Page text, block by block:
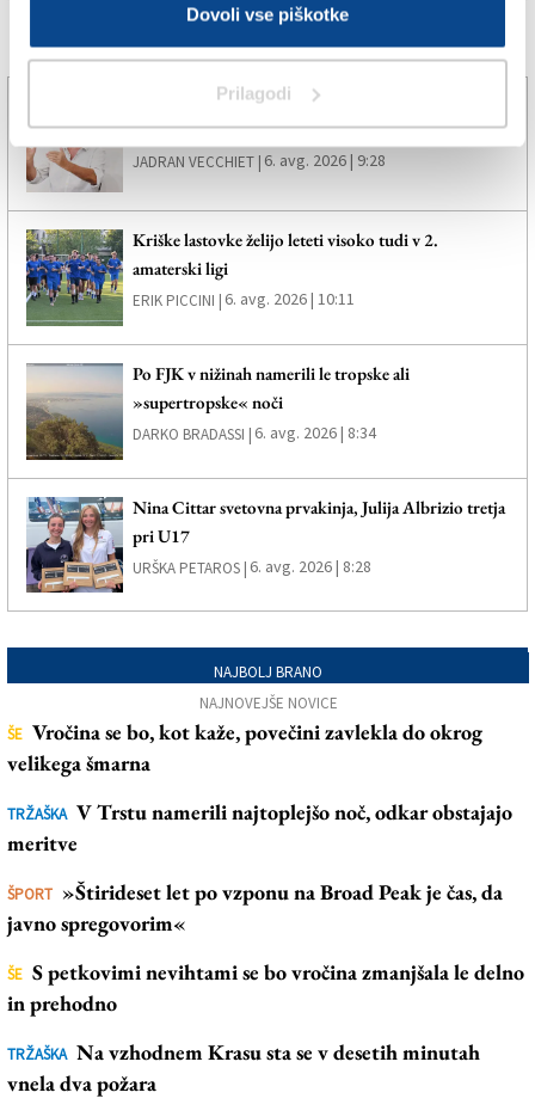
Dovoli vse piškotke
Prilagodi
Več novic
»Ta velika prevara ne more obroditi modrih potez«
JADRAN VECCHIET | 6. avg. 2026 | 9:28
Kriške lastovke želijo leteti visoko tudi v 2.
amaterski ligi
ERIK PICCINI | 6. avg. 2026 | 10:11
Po FJK v nižinah namerili le tropske ali
»supertropske« noči
DARKO BRADASSI | 6. avg. 2026 | 8:34
Nina Cittar svetovna prvakinja, Julija Albrizio tretja
pri U17
URŠKA PETAROS | 6. avg. 2026 | 8:28
NAJBOLJ BRANO
NAJNOVEJŠE NOVICE
ŠE Vročina se bo, kot kaže, povečini zavlekla do okrog
velikega šmarna
TRŽAŠKA V Trstu namerili najtoplejšo noč, odkar obstajajo
meritve
ŠPORT »Štirideset let po vzponu na Broad Peak je čas, da
javno spregovorim«
ŠE S petkovimi nevihtami se bo vročina zmanjšala le delno
in prehodno
TRŽAŠKA Na vzhodnem Krasu sta se v desetih minutah
vnela dva požara